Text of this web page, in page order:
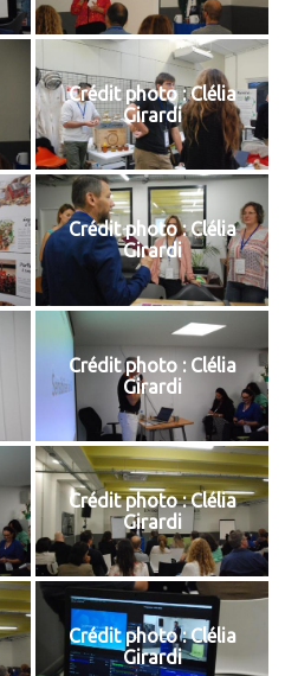
Crédit photo : Clélia
Girardi
Crédit photo : Clélia
Girardi
Crédit photo : Clélia
Girardi
Crédit photo : Clélia
Girardi
Crédit photo : Clélia
Girardi